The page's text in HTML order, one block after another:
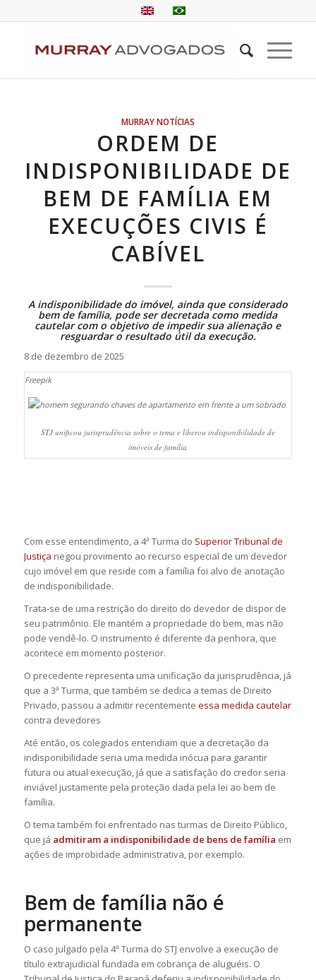
MURRAY NOTÍCIAS
ORDEM DE
INDISPONIBILIDADE DE
BEM DE FAMÍLIA EM
EXECUÇÕES CIVIS É
CABÍVEL
A indisponibilidade do imóvel, ainda que considerado
bem de família, pode ser decretada como medida
cautelar com o objetivo de impedir sua alienação e
resguardar o resultado útil da execução.
8 de dezembro de 2025
Freepik
STJ unificou jurisprudência sobre o tema e liberou indisponibilidade de
imóveis de família
Com esse entendimento, a 4ª Turma do Superior Tribunal de
Justiça negou provimento ao recurso especial de um devedor
cujo imóvel em que reside com a família foi alvo de anotação
de indisponibilidade.
Trata-se de uma restrição do direito do devedor de dispor de
seu patrimônio. Ele mantém a propriedade do bem, mas não
pode vendê-lo. O instrumento é diferente da penhora, que
acontece em momento posterior.
O precedente representa uma unificação da jurisprudência, já
que a 3ª Turma, que também se dedica a temas de Direito
Privado, passou a admitir recentemente essa medida cautelar
contra devedores
Até então, os colegiados entendiam que a decretação da
indisponibilidade seria uma medida inócua para garantir
futura ou atual execução, já que a satisfação do credor seria
inviável justamente pela proteção dada pela lei ao bem de
família.
O tema também foi enfrentado nas turmas de Direito Público,
que já admitiram a indisponibilidade de bens de família em
ações de improbidade administrativa, por exemplo.
Bem de família não é
permanente
O caso julgado pela 4ª Turma do STJ envolve a execução de
título extrajudicial fundada em cobrança de aluguéis. O